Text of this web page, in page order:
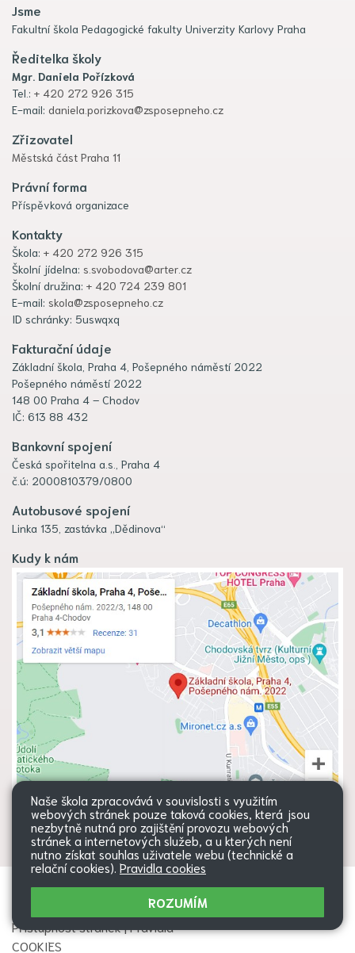
Jsme
Fakultní škola Pedagogické fakulty Univerzity Karlovy Praha
Ředitelka školy
Mgr. Daniela Pořízková
Tel.: + 420 272 926 315
E-mail: daniela.porizkova@zsposepneho.cz
Zřizovatel
Městská část Praha 11
Právní forma
Příspěvková organizace
Kontakty
Škola: + 420 272 926 315
Školní jídelna: s.svobodova@arter.cz
Školní družina: + 420 724 239 801
E-mail: skola@zsposepneho.cz
ID schránky: 5uswqxq
Fakturační údaje
Základní škola, Praha 4, Pošepného náměstí 2022
Pošepného náměstí 2022
148 00 Praha 4 – Chodov
IČ: 613 88 432
Bankovní spojení
Česká spořitelna a.s., Praha 4
č.ú: 2000810379/0800
Autobusové spojení
Linka 135, zastávka „Dědinova“
Kudy k nám
Všechna práva vyhrazena. Copyright
|Přihlásit|
Přístupnost stránek|Pravidla
COOKIES
Web školy
Naše škola zpracovává v souvislosti s využitím
webových stránek pouze taková cookies, která jsou
nezbytně nutná pro zajištění provozu webových
stránek a internetových služeb, a u kterých není
nutno získat souhlas uživatele webu (technické a
relační cookies). Pravidla cookies
ROZUMÍM